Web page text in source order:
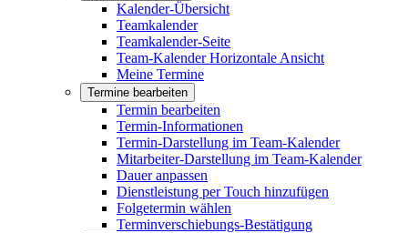
Kalender-Übersicht
Teamkalender
Teamkalender-Seite
Team-Kalender Horizontale Ansicht
Meine Termine
Termine bearbeiten
Termin bearbeiten
Termin-Informationen
Termin-Darstellung im Team-Kalender
Mitarbeiter-Darstellung im Team-Kalender
Dauer anpassen
Dienstleistung per Touch hinzufügen
Folgetermin wählen
Terminverschiebungs-Bestätigung